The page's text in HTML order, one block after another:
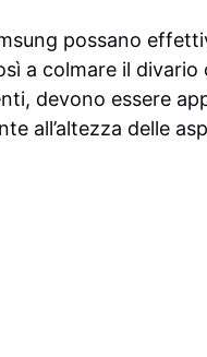
possano
a colmare il divario
devono essere
all’altezza delle